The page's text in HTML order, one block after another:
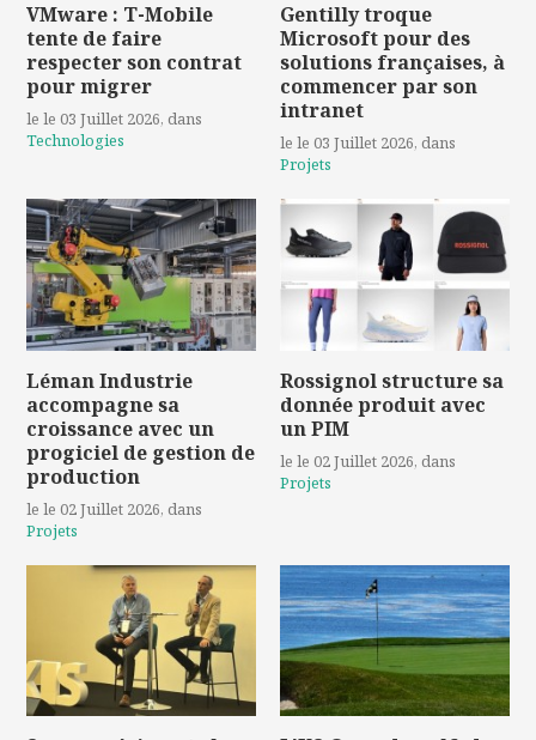
VMware : T-Mobile
tente de faire
respecter son contrat
pour migrer
le le 03 Juillet 2026, dans
Technologies
Gentilly troque
Microsoft pour des
solutions françaises, à
commencer par son
intranet
le le 03 Juillet 2026, dans
Projets
Léman Industrie
accompagne sa
croissance avec un
progiciel de gestion de
production
le le 02 Juillet 2026, dans
Projets
Rossignol structure sa
donnée produit avec
un PIM
le le 02 Juillet 2026, dans
Projets